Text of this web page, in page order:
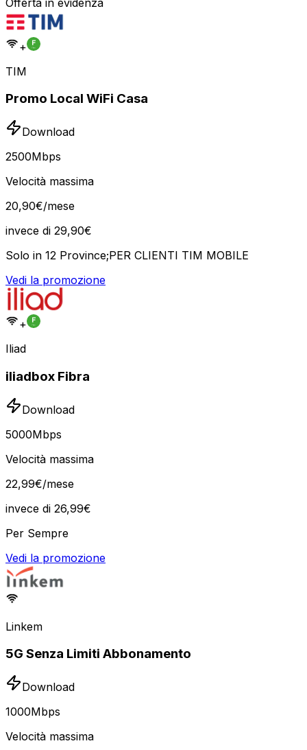
+
TIM
Promo Local WiFi Casa
Download
2500Mbps
Velocità massima
20,90€/mese
invece di 29,90€
Solo in 12 Province;PER CLIENTI TIM MOBILE
Vedi la promozione
+
Iliad
iliadbox Fibra
Download
5000Mbps
Velocità massima
22,99€/mese
invece di 26,99€
Per Sempre
Vedi la promozione
Linkem
5G Senza Limiti Abbonamento
Download
1000Mbps
Velocità massima